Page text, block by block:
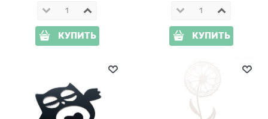
КУПИТЬ КУПИТЬ